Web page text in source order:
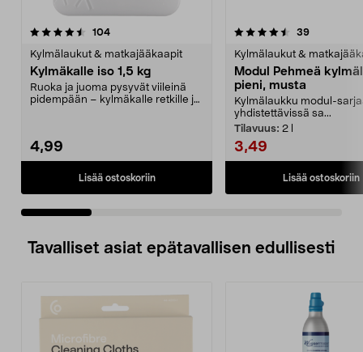
104arvostelut
Kylmälaukut & matkajääkaapit
Kylmäkalle iso 1,5 kg
Ruoka ja juoma pysyvät viileinä
pidempään – kylmäkalle retkille ja
4,99
Lisää ostoskoriin
4.5 viidestä
39arvostelut
Kylmälaukut &
Modul Pehmeä
pieni, musta
Kylmälaukku modul-
yhdistettävissä sa...
Tilavuus: 2 l
3,49
Lisää ostoskoriin
4.5 viidestä
Tavalliset asiat epätavallisen edullisesti